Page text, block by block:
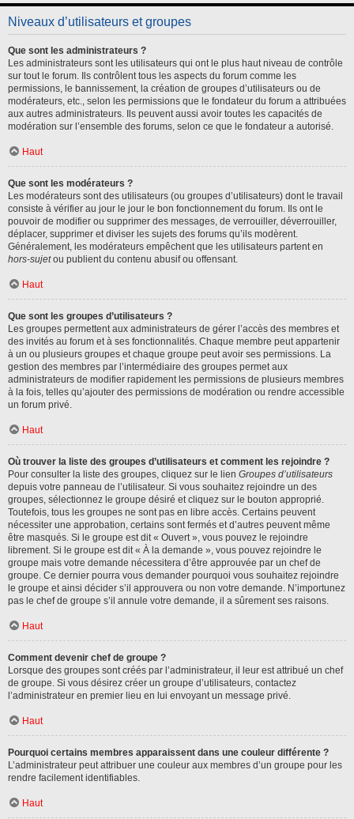
Niveaux d’utilisateurs et groupes
Que sont les administrateurs ?
Les administrateurs sont les utilisateurs qui ont le plus haut niveau de contrôle
sur tout le forum. Ils contrôlent tous les aspects du forum comme les
permissions, le bannissement, la création de groupes d’utilisateurs ou de
modérateurs, etc., selon les permissions que le fondateur du forum a attribuées
aux autres administrateurs. Ils peuvent aussi avoir toutes les capacités de
modération sur l’ensemble des forums, selon ce que le fondateur a autorisé.
Haut
Que sont les modérateurs ?
Les modérateurs sont des utilisateurs (ou groupes d’utilisateurs) dont le travail
consiste à vérifier au jour le jour le bon fonctionnement du forum. Ils ont le
pouvoir de modifier ou supprimer des messages, de verrouiller, déverrouiller,
déplacer, supprimer et diviser les sujets des forums qu’ils modèrent.
Généralement, les modérateurs empêchent que les utilisateurs partent en
hors-sujetou publient du contenu abusif ou offensant.
Haut
Que sont les groupes d’utilisateurs ?
Les groupes permettent aux administrateurs de gérer l’accès des membres et
des invités au forum et à ses fonctionnalités. Chaque membre peut appartenir
à un ou plusieurs groupes et chaque groupe peut avoir ses permissions. La
gestion des membres par l’intermédiaire des groupes permet aux
administrateurs de modifier rapidement les permissions de plusieurs membres
à la fois, telles qu’ajouter des permissions de modération ou rendre accessible
un forum privé.
Haut
Où trouver la liste des groupes d’utilisateurs et comment les rejoindre ?
Pour consulter la liste des groupes, cliquez sur le lien Groupes d’utilisateurs
depuis votre panneau de l’utilisateur. Si vous souhaitez rejoindre un des
groupes, sélectionnez le groupe désiré et cliquez sur le bouton approprié.
Toutefois, tous les groupes ne sont pas en libre accès. Certains peuvent
nécessiter une approbation, certains sont fermés et d’autres peuvent même
être masqués. Si le groupe est dit « Ouvert », vous pouvez le rejoindre
librement. Si le groupe est dit « À la demande », vous pouvez rejoindre le
groupe mais votre demande nécessitera d’être approuvée par un chef de
groupe. Ce dernier pourra vous demander pourquoi vous souhaitez rejoindre
le groupe et ainsi décider s’il approuvera ou non votre demande. N’importunez
pas le chef de groupe s’il annule votre demande, il a sûrement ses raisons.
Haut
Comment devenir chef de groupe ?
Lorsque des groupes sont créés par l’administrateur, il leur est attribué un chef
de groupe. Si vous désirez créer un groupe d’utilisateurs, contactez
l’administrateur en premier lieu en lui envoyant un message privé.
Haut
Pourquoi certains membres apparaissent dans une couleur différente ?
L’administrateur peut attribuer une couleur aux membres d’un groupe pour les
rendre facilement identifiables.
Haut